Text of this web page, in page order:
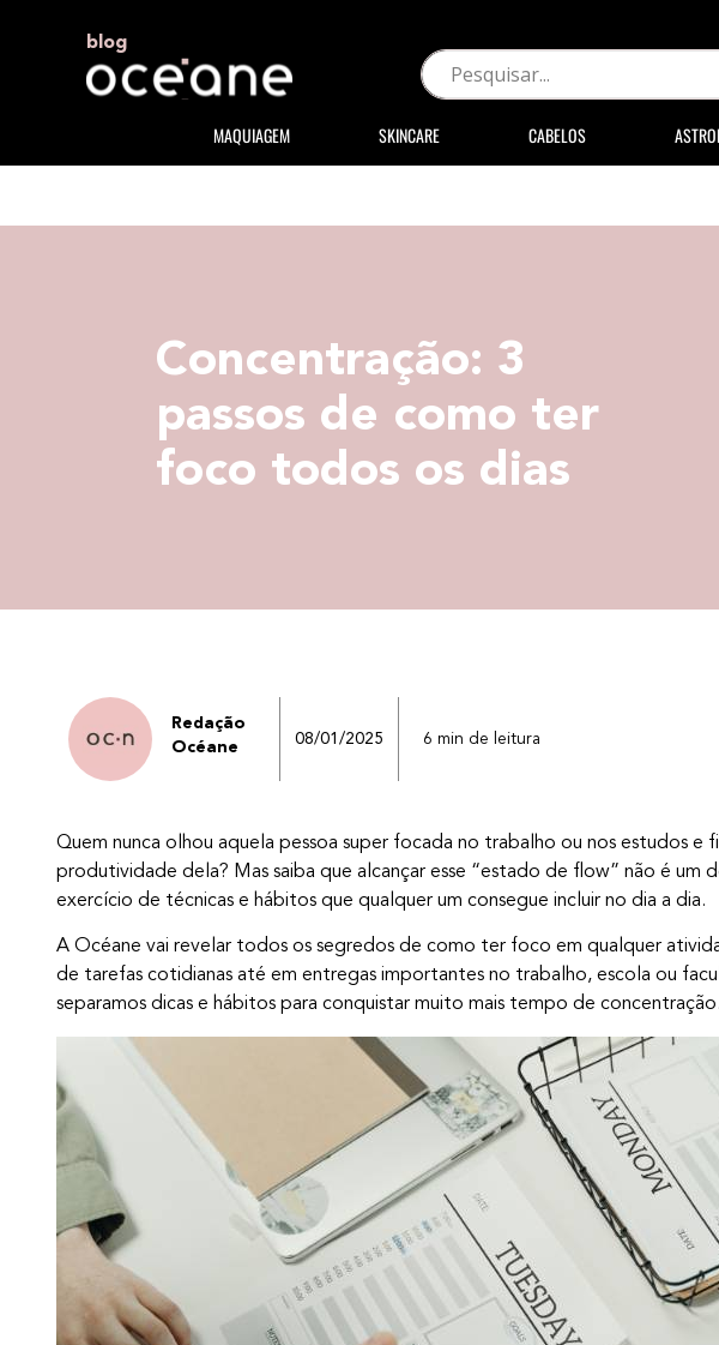
blog
MAQUIAGEM SKINCARE CABELOS
Concentração: 3
passos de como ter
foco todos os dias
Redação
Océane
08/01/2025 6 min de leitura
Quem nunca olhou aquela pessoa super focada no trabalho ou nos estudos e
produtividade dela? Mas saiba que alcançar esse “estado de flow” não é um
exercício de técnicas e hábitos que qualquer um consegue incluir no dia a dia.
A Océane vai revelar todos os segredos de como ter foco em qualquer
de tarefas cotidianas até em entregas importantes no trabalho, escola ou
separamos dicas e hábitos para conquistar muito mais tempo de
MENTE
de